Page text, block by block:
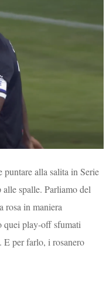
puntare alla salita in Serie
spalle. Parliamo del
rosa in maniera
quei play-off sfumati
E per farlo, i rosanero